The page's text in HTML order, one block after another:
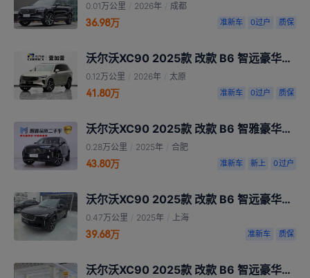
0.01万公里 2026年 成都
36.98万 准新车 0过户 质保
沃尔沃XC90 2025款 改款 B6 智远豪华版 6座
0.12万公里 2026年 太原
41.80万 准新车 0过户 质保
沃尔沃XC90 2025款 改款 B6 智雅豪华版 6座
0.28万公里 2025年 合肥
43.80万 准新车 新上 0过户
沃尔沃XC90 2025款 改款 B6 智远豪华版 6座
0.47万公里 2025年 上海
39.68万 准新车 质保
沃尔沃XC90 2025款 改款 B6 智远豪华版 6座